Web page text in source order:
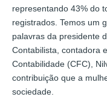
representando 43% do
registrados. Temos um
palavras da presidente
Contabilista, contadora
Contabilidade (CFC),
contribuição que a
sociedade.